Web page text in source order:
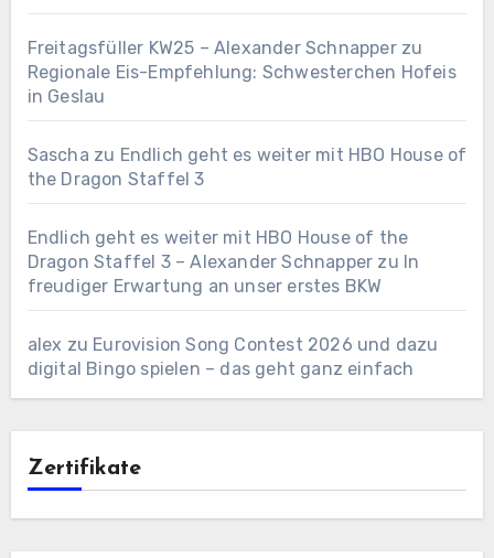
Freitagsfüller KW25 – Alexander Schnapperzu
Regionale Eis-Empfehlung: Schwesterchen Hofeis
in Geslau
Sascha zu Endlich geht es weiter mit HBO House of
the Dragon Staffel 3
Endlich geht es weiter mit HBO House of the
Dragon Staffel 3 – Alexander Schnapper zu In
freudiger Erwartung an unser erstes BKW
alex zu Eurovision Song Contest 2026 und dazu
digital Bingo spielen – das geht ganz einfach
Zertifikate